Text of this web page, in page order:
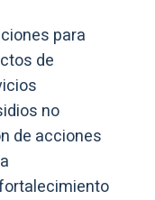
para
de
no
de acciones